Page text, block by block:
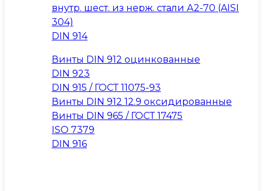
внутр. шест. из нерж. стали А2-70 (AISI
304)
DIN 914
Винты DIN 912 оцинкованные
DIN 923
DIN 915 / ГОСТ 11075-93
Винты DIN 912 12.9 оксидированные
Винты DIN 965 / ГОСТ 17475
ISO 7379
DIN 916